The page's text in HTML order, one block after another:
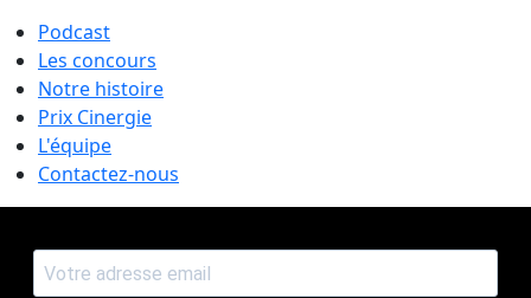
Podcast
Les concours
Notre histoire
Prix Cinergie
L'équipe
Contactez-nous